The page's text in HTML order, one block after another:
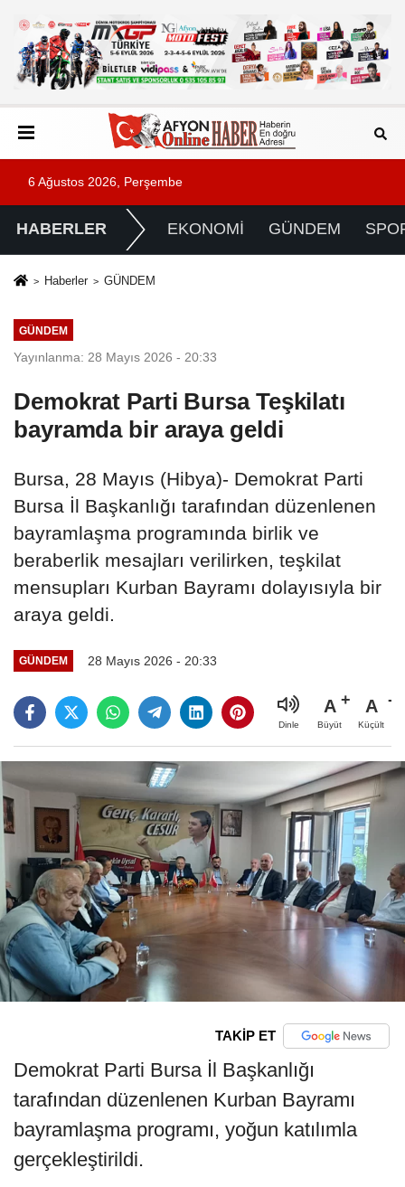
6 Ağustos 2026, Perşembe
HABERLER EKONOMİ GÜNDEM
Haberler GÜNDEM
GÜNDEM
Yayınlanma: 28 Mayıs 2026 - 20:33
Demokrat Parti Bursa Teşkilatı
bayramda bir araya geldi
Bursa, 28 Mayıs (Hibya)- Demokrat Parti
Bursa İl Başkanlığı tarafından düzenlenen
bayramlaşma programında birlik ve
beraberlik mesajları verilirken, teşkilat
mensupları Kurban Bayramı dolayısıyla bir
araya geldi.
GÜNDEM 28 Mayıs 2026 - 20:33
Dinle
A
Büyüt
A
Küçült
TAKİP ET
Demokrat Parti Bursa İl Başkanlığı
tarafından düzenlenen Kurban Bayramı
bayramlaşma programı, yoğun katılımla
gerçekleştirildi.